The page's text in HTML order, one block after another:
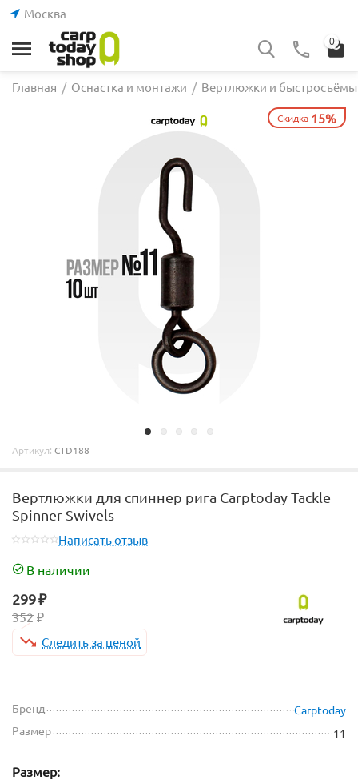
Москва
0
Главная / Оснастка и монтажи / Вертлюжки и быстросъёмы
Скидка 15%
Артикул: CTD188
Вертлюжки для спиннер рига Carptoday Tackle
Spinner Swivels
Написать отзыв
В наличии
299₽
352 ₽
Следить за ценой
Бренд
Carptoday
Размер
11
Размер: